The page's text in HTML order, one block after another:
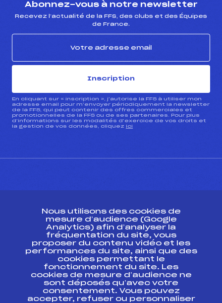
Abonnez-vous à notre newsletter
Recevez l’actualité de la FFS, des clubs et des Équipes
de France.
Inscription
En cliquant sur « inscription », j’autorise la FFS à utiliser mon
adresse email pour m’envoyer périodiquement la newsletter
de la FFS, qui peut contenir des offres commerciales et
promotionnelles de la FFS ou de ses partenaires. Pour plus
d’informations sur les modalités d’exercice de vos droits et
la gestion de vos données, cliquez ici
ESPACE PRESSE
Ressources
Pass’Neige
Projet sportif fédéral
Projet de performance fédéral
Antidopage
Pôle Développement, Formation, Suivi
Nous utilisons des cookies de
mesure d’audience (Google
Analytics) afin d’analyser la
fréquentation du site, vous
proposer du contenu vidéo et les
performances du site, ainsi que des
cookies permettant le
fonctionnement du site. Les
cookies de mesure d’audience ne
sont déposés qu’avec votre
consentement. Vous pouvez
accepter, refuser ou personnaliser